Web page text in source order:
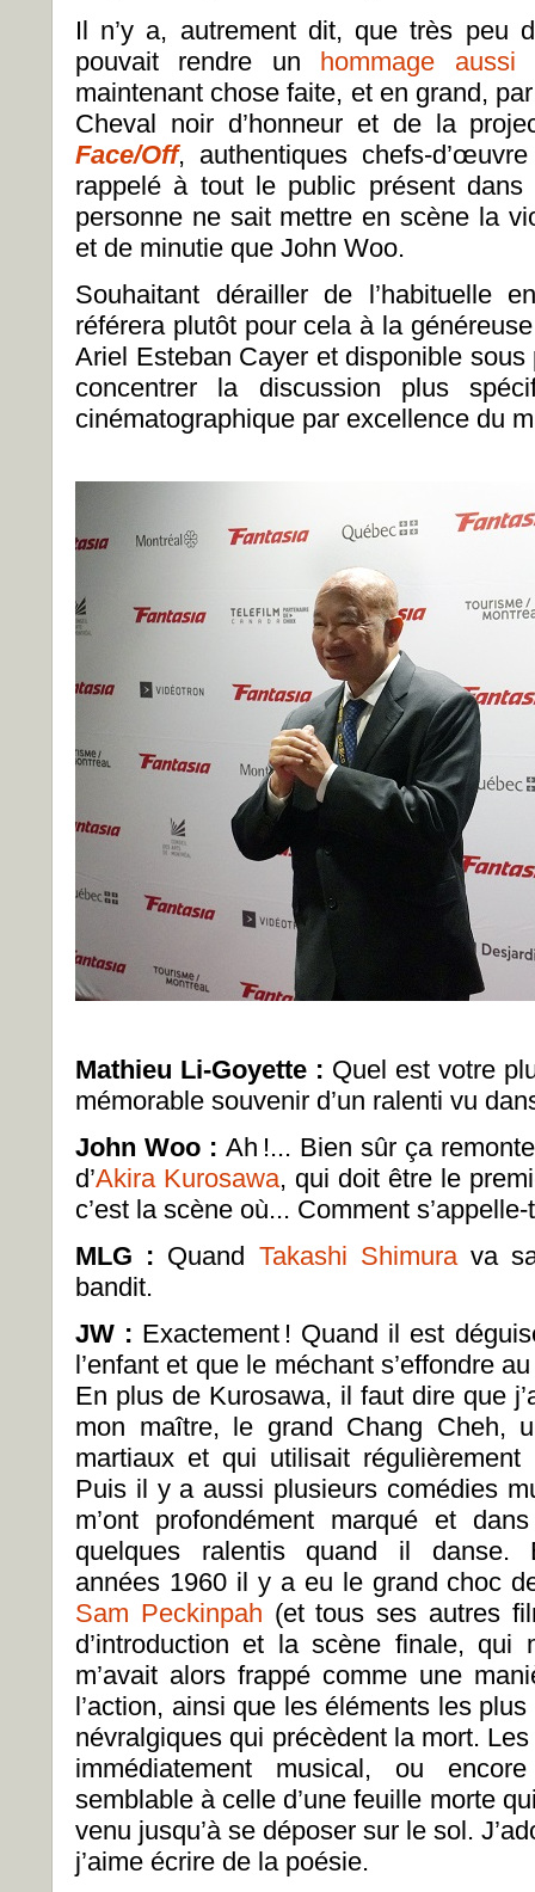
Il n’y a, autrement dit, que très peu
pouvait rendre un hommage
maintenant chose faite, et en grand,
Cheval noir d’honneur et de la
Face/Off, authentiques chefs-
rappelé à tout le public présent dans
personne ne sait mettre en scène la
et de minutie que John Woo.
Souhaitant dérailler de l’habituelle
référera plutôt pour cela à la
Ariel Esteban Cayer et disponible
concentrer la discussion plus
cinématographique par excellence du
Mathieu Li-Goyette : Quel est votre
mémorable souvenir d’un ralenti vu
John Woo : Ah !... Bien sûr ça
d’Akira Kurosawa, qui doit être le
c’est la scène où... Comment s’appelle-
MLG : Quand Takashi Shimurava
bandit.
JW : Exactement ! Quand il est
l’enfant et que le méchant s’effondre
En plus de Kurosawa, il faut dire que
mon maître, le grand Chang Cheh,
martiaux et qui utilisait
Puis il y a aussi plusieurs comédies
m’ont profondément marqué et
quelques ralentis quand il
années 1960 il y a eu le grand choc
Sam Peckinpah (et tous ses autres
d’introduction et la scène finale, qui
m’avait alors frappé comme une
l’action, ainsi que les éléments les
névralgiques qui précèdent la mort.
immédiatement musical, ou
semblable à celle d’une feuille morte
venu jusqu’à se déposer sur le sol.
j’aime écrire de la poésie.